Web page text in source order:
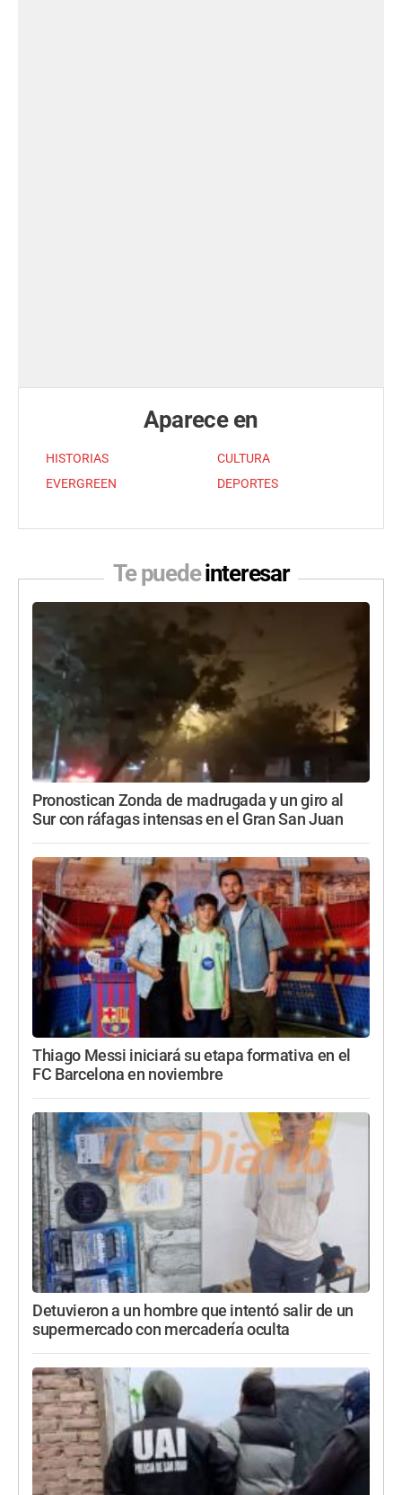
Aparece en
HISTORIAS
EVERGREEN
CULTURA
DEPORTES
Te puedeinteresar
Pronostican Zonda de madrugada y un giro al
Sur con ráfagas intensas en el Gran San Juan
Thiago Messi iniciará su etapa formativa en el
FC Barcelona en noviembre
Detuvieron a un hombre que intentó salir de un
supermercado con mercadería oculta